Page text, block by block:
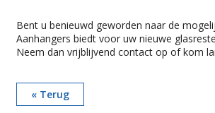
Bent u benieuwd geworden naar de
Aanhangers biedt voor uw nieuwe
Neem dan vrijblijvend contact op of kom
« Terug